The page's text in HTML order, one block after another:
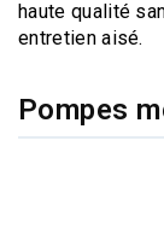
haute qualité
entretien aisé.
Pompes